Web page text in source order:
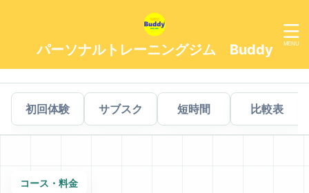
パーソナルトレーニングジム Buddy
初回体験 サブスク 短時間 比較表
コース・料金